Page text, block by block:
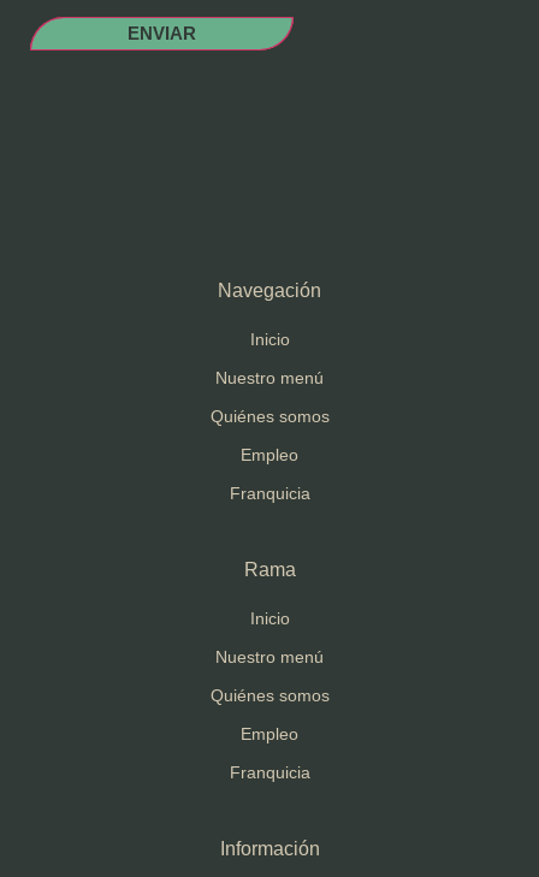
ENVIAR
Navegación
Inicio
Nuestro menú
Quiénes somos
Empleo
Franquicia
Rama
Inicio
Nuestro menú
Quiénes somos
Empleo
Franquicia
Información